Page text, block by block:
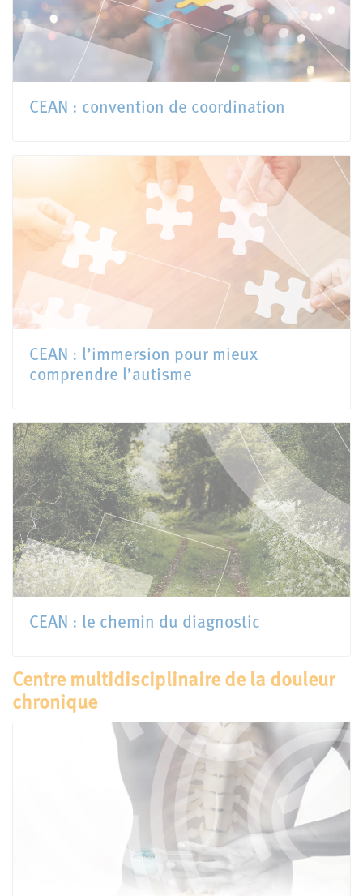
CEAN : convention de coordination
CEAN : l’immersion pour mieux
comprendre l’autisme
CEAN : le chemin du diagnostic
Centre multidisciplinaire de la douleur
chronique